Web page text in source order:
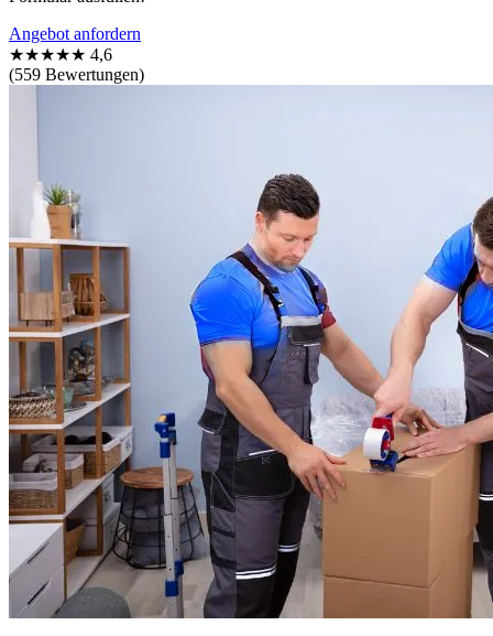
Angebot anfordern
★★★★★ 4,6
(559 Bewertungen)